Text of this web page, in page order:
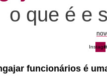
o que é e
funcionários é